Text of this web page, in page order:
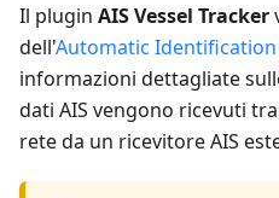
Il plugin AIS Vessel Tracker
dell'Automatic Identification
informazioni dettagliate
dati AIS vengono ricevuti
rete da un ricevitore AIS